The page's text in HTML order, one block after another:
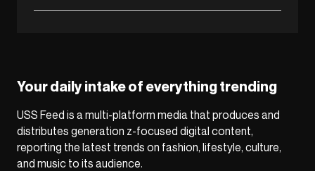
Your daily intake of everything trending
USS Feed is a multi-platform media that produces and
distributes generation z-focused digital content,
reporting the latest trends on fashion, lifestyle, culture,
and music to its audience.